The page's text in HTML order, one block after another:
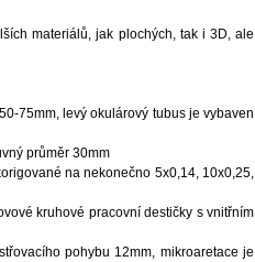
materiálů, jak plochých, tak i 3D, ale
75mm, levý okulárový tubus je vybaven
průměr 30mm
na nekonečno 5x0,14, 10x0,25,
kruhové pracovní destičky s vnitřním
pohybu 12mm, mikroaretace je